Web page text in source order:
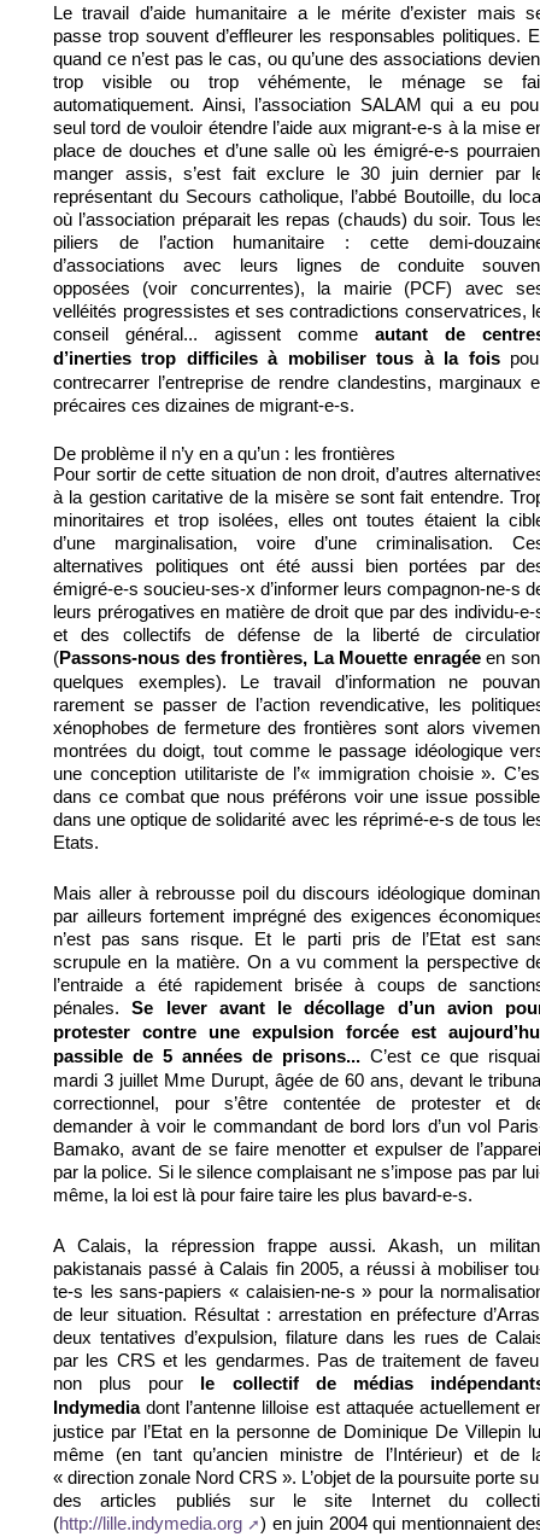
Le travail d’aide humanitaire a le mérite d’exister mais
passe trop souvent d’effleurer les responsables politiques.
quand ce n’est pas le cas, ou qu’une des associations
trop visible ou trop véhémente, le ménage se
automatiquement. Ainsi, l’association SALAM qui a eu
seul tord de vouloir étendre l’aide aux migrant-e-s à la mise
place de douches et d’une salle où les émigré-e-s
manger assis, s’est fait exclure le 30 juin dernier par
représentant du Secours catholique, l’abbé Boutoille, du
où l’association préparait les repas (chauds) du soir. Tous
piliers de l’action humanitaire : cette demi-
d’associations avec leurs lignes de conduite
opposées (voir concurrentes), la mairie (PCF) avec
velléités progressistes et ses contradictions conservatrices,
conseil général... agissent comme autant de
d’inerties trop difficiles à mobiliser tous à la fois
contrecarrer l’entreprise de rendre clandestins, marginaux
précaires ces dizaines de migrant-e-s.
De problème il n’y en a qu’un : les frontières
Pour sortir de cette situation de non droit, d’autres
à la gestion caritative de la misère se sont fait entendre.
minoritaires et trop isolées, elles ont toutes étaient la
d’une marginalisation, voire d’une criminalisation.
alternatives politiques ont été aussi bien portées par
émigré-e-s soucieu-ses-x d’informer leurs compagnon-ne-s
leurs prérogatives en matière de droit que par des individu-e-
et des collectifs de défense de la liberté de
(Passons-nous des frontières, La Mouette enragéeen
quelques exemples). Le travail d’information ne
rarement se passer de l’action revendicative, les
xénophobes de fermeture des frontières sont alors
montrées du doigt, tout comme le passage idéologique
une conception utilitariste de l’« immigration choisie ».
dans ce combat que nous préférons voir une issue
dans une optique de solidarité avec les réprimé-e-s de tous
Etats.
Mais aller à rebrousse poil du discours idéologique
par ailleurs fortement imprégné des exigences
n’est pas sans risque. Et le parti pris de l’Etat est
scrupule en la matière. On a vu comment la perspective
l’entraide a été rapidement brisée à coups de
pénales.Se lever avant le décollage d’un avion
protester contre une expulsion forcée est
passible de 5 années de prisons... C’est ce que
mardi 3 juillet Mme Durupt, âgée de 60 ans, devant le
correctionnel, pour s’être contentée de protester et
demander à voir le commandant de bord lors d’un vol
Bamako, avant de se faire menotter et expulser de
par la police. Si le silence complaisant ne s’impose pas par
même, la loi est là pour faire taire les plus bavard-e-s.
A Calais, la répression frappe aussi. Akash, un
pakistanais passé à Calais fin 2005, a réussi à mobiliser
te-s les sans-papiers « calaisien-ne-s » pour la
de leur situation. Résultat : arrestation en préfecture
deux tentatives d’expulsion, filature dans les rues de
par les CRS et les gendarmes. Pas de traitement de
non plus pour
le collectif de médias
Indymediadont l’antenne lilloise est attaquée actuellement
justice par l’Etat en la personne de Dominique De Villepin
même (en tant qu’ancien ministre de l’Intérieur) et de
« direction zonale Nord CRS ». L’objet de la poursuite porte
des articles publiés sur le site Internet du
(http://lille.indymedia.org
) en juin 2004 qui mentionnaient